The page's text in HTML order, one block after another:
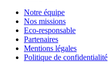
Notre équipe
Nos missions
Eco-responsable
Partenaires
Mentions légales
Politique de confidentialité